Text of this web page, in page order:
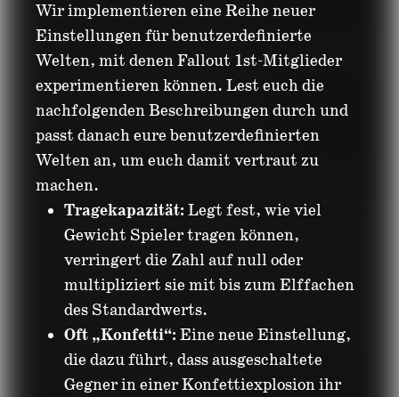
Wir implementieren eine Reihe neuer
Einstellungen für benutzerdefinierte
Welten, mit denen Fallout 1st-Mitglieder
experimentieren können. Lest euch die
nachfolgenden Beschreibungen durch und
passt danach eure benutzerdefinierten
Welten an, um euch damit vertraut zu
machen.
Tragekapazität: Legt fest, wie viel
Gewicht Spieler tragen können,
verringert die Zahl auf null oder
multipliziert sie mit bis zum Elffachen
des Standardwerts.
Oft „Konfetti“: Eine neue Einstellung,
die dazu führt, dass ausgeschaltete
Gegner in einer Konfettiexplosion ihr